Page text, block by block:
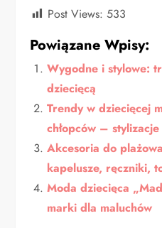
Post Views: 533
Powiązane Wpisy:
Wygodne i stylowe:
dziecięcą
Trendy w dziecięcej
chłopców –
Akcesoria do
kapelusze, ręczniki,
Moda dziecięca
marki dla maluchów